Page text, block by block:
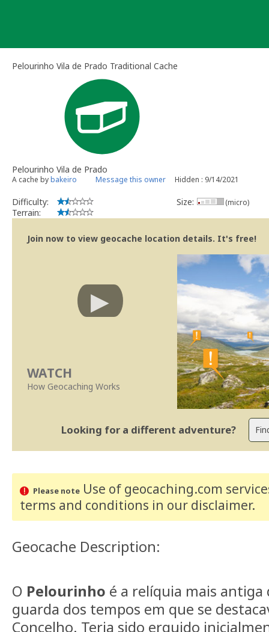
Pelourinho Vila de Prado Traditional Cache
Pelourinho Vila de Prado
A cache bybakeiro Message this owner Hidden : 9/14/2021
Difficulty:
Terrain:
Size: (micro)
Join now to view geocache location details. It's free!
WATCH
How Geocaching Works
Looking for a different adventure?
Please noteUse of geocaching.com
terms and conditions in our disclaimer.
Geocache Description:
O Pelourinho é a relíquia mais antiga
guarda dos tempos em que se
Concelho. Teria sido erguido